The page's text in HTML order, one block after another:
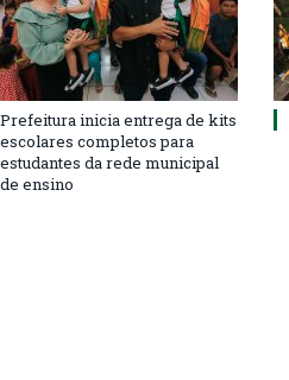
Prefeitura inicia entrega de kits
escolares completos para
estudantes da rede municipal
de ensino